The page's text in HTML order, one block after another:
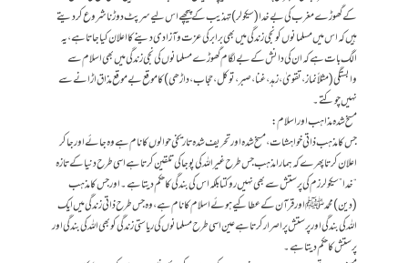
کےگھوڑے مغرب کی بے خدا(سیکولر) تہذیب کے پیچھے اس لیے سرپٹ دوڑنا شروع کردیتے
ہیں کہ اس میں مسلمانوں کو نجی زندگی میں بھی برابر کی عزت و آزادی دینے کا اعلان کیا جاتا ہے، یہ
الگ بات ہے کہ ان کی دانش کے بے لگام گھوڑے مسلمانوں کی نجی زندگی میں بھی اسلام سے
وابستگی (مثلاً نماز، تقویٰ، زہد، غنا، صبر، توکل، حجاب، داڑھی) کا موقع بے موقع مذاق اڑانے سے
نہیں چوکتے۔
مسخ شدہ مذاہب اور اسلام:
جس کا مذہب ذاتی خواہشات ،مسخ شدہ اور تحریف شدہ تاریخی حوالوں کا نام ہے وہ جائے اور جاکر
اعلان کرتا پھرے کہ ہمارا مذہب جس طرح غیر اللہ کی پوجا کی تلقین کرتا ہے اسی طرح دنیا کے تازہ
“خدا” سیکولرزم کی پرستش سے بھی نہیں روکتا بلکہ اس کی بندگی کا حکم دیتا ہے۔ اور جس کا مذہب
(دین) محمدﷺ اور قرآن کے عطا کیے ہوئے اسلام کا نام ہے ، وہ جس طرح ذاتی زندگی میں ایک
اللہ کی بندگی اور پرستش پر اصرار کرتا ہے عین اسی طرح مسلمانوں کی ریاستی زندگی کو بھی اللہ کی بندگی اور
پرستش کا حکم دیتا ہے۔